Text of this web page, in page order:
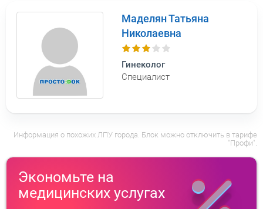
Маделян Татьяна
Николаевна
Гинеколог
Специалист
Информация о похожих ЛПУ города. Блок можно отключить в тарифе
"Профи".
Экономьте на
медицинских услугах